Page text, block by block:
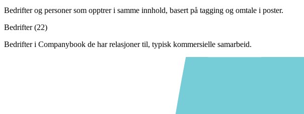
Bedrifter og personer som opptrer i samme innhold, basert på tagging og omtale i poster.
Bedrifter (22)
Bedrifter i Companybook de har relasjoner til, typisk kommersielle samarbeid.